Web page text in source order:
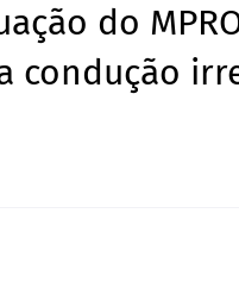
do
condução